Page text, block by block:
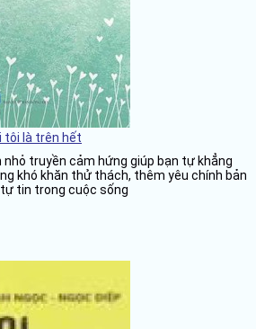
tôi là trên hết
truyền cảm hứng giúp bạn tự khẳng
khó khăn thử thách, thêm yêu chính bản
tin trong cuộc sống